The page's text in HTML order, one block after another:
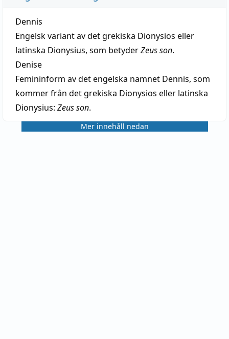
Dennis
Engelsk variant av det grekiska Dionysios eller
latinska Dionysius, som betyderZeus son.
Denise
Femininform av det engelska namnet Dennis, som
kommer från det grekiska Dionysios eller latinska
Dionysius: Zeus son.
Mer innehåll nedan